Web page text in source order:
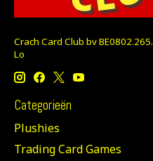
Crach Card Club bv
Lo
Categorieën
Plushies
Trading Card Games